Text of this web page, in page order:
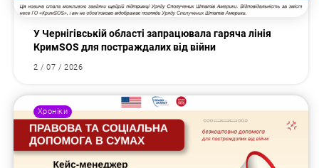
У Чернігівській області запрацювала гаряча лінія
КримSOS для постраждалих від війни
2 / 07 / 2026
Хроніки